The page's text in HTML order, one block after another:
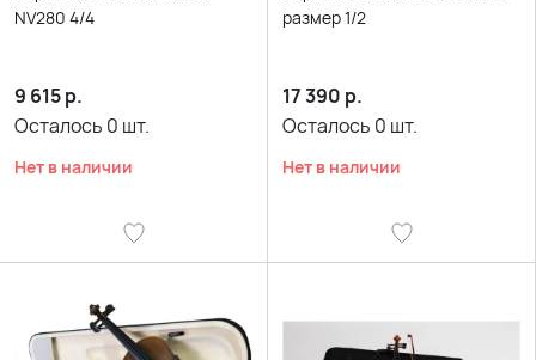
NV280 4/4
9 615р.
Осталось 0 шт.
Нет в наличии
размер 1/2
17 390 р.
Осталось 0 шт.
Нет в наличии